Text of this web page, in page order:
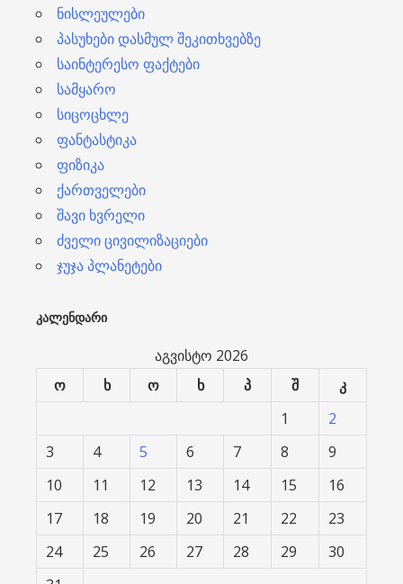
ნისლეულები
პასუხები დასმულ შეკითხვებზე
საინტერესო ფაქტები
სამყარო
სიცოცხლე
ფანტასტიკა
ფიზიკა
ქართველები
შავი ხვრელი
ძველი ცივილიზაციები
ჯუჯა პლანეტები
ᲙᲐᲚᲔᲜᲓᲐᲠᲘ
აგვისტო 2026
ო
ხ ო ხ პ შ
კ
1
2
3
4 5 6 7 8
9
10
11 12 13 14 15
16
17
18 19 20 21 22
23
24
25 26 27 28 29
30